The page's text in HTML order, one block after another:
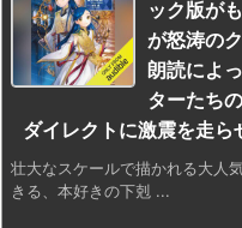
ック版が
が怒涛の
朗読によ
ターたち
ダイレクトに激震を走ら
壮大なスケールで描かれる大人
きる、本好きの下剋 ...